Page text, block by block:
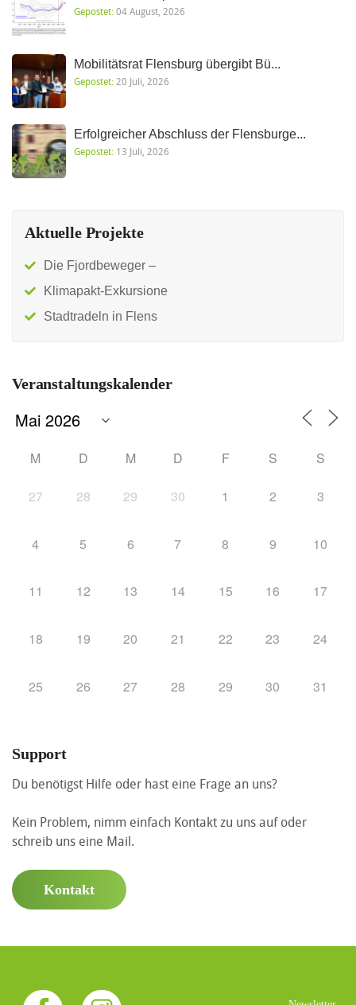
Gepostet:04 August, 2026
Mobilitätsrat Flensburg übergibt Bü...
Gepostet: 20 Juli, 2026
Erfolgreicher Abschluss der Flensburge...
Gepostet: 13 Juli, 2026
Aktuelle Projekte
Die Fjordbeweger –
Klimapakt-Exkursione
Stadtradeln in Flens
Veranstaltungskalender
M D M D F S S
27 28 29 30 1 2 3
4 5 6 7 8 9 10
11 12 13 14 15 16 17
18 19 20 21 22 23 24
25 26 27 28 29 30 31
Support
Du benötigst Hilfe oder hast eine Frage an uns?
Kein Problem, nimm einfach Kontakt zu uns auf oder
schreib uns eine Mail.
Kontakt